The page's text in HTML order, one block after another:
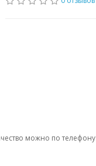
можно по телефону